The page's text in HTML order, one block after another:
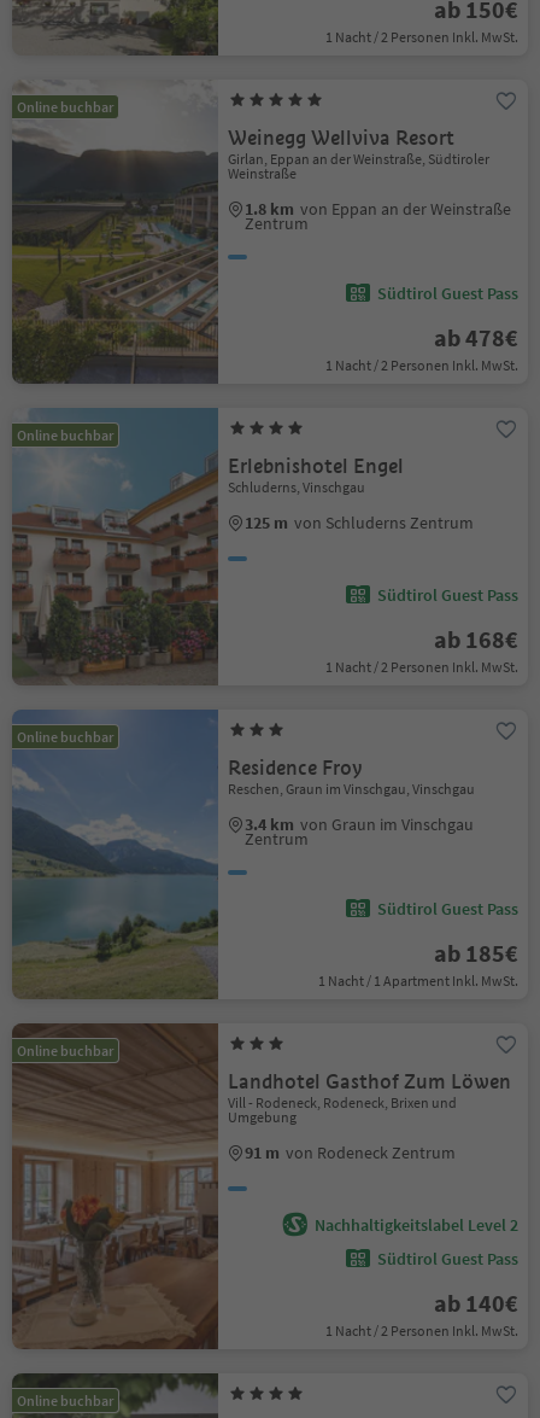
ab 150€
1 Nacht / 2 Personen Inkl. MwSt.
Online buchbar
Weinegg Wellviva Resort
Girlan, Eppan an der Weinstraße, Südtiroler
Weinstraße
1.8 km von Eppan an der Weinstraße
Zentrum
Südtirol Guest Pass
ab 478€
1 Nacht / 2 Personen Inkl. MwSt.
Online buchbar
Erlebnishotel Engel
Schluderns, Vinschgau
125 m von Schluderns Zentrum
Südtirol Guest Pass
ab 168€
1 Nacht / 2 Personen Inkl. MwSt.
Online buchbar
Residence Froy
Reschen, Graun im Vinschgau, Vinschgau
3.4 km von Graun im Vinschgau
Zentrum
Südtirol Guest Pass
ab 185€
1 Nacht / 1 Apartment Inkl. MwSt.
Online buchbar
Landhotel Gasthof Zum Löwen
Vill - Rodeneck, Rodeneck, Brixen und
Umgebung
91 m von Rodeneck Zentrum
Nachhaltigkeitslabel Level 2
Südtirol Guest Pass
ab 140€
1 Nacht / 2 Personen Inkl. MwSt.
Online buchbar